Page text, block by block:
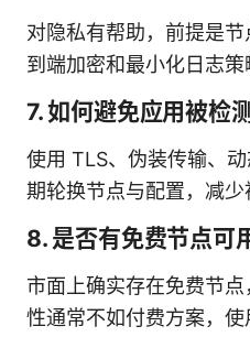
对隐私有帮助，前提是
到端加密和最小化日志策
7. 如何避免应用被检
使用 TLS、伪装传输、
期轮换节点与配置，减少
8. 是否有免费节点可
市面上确实存在免费节
性通常不如付费方案，使